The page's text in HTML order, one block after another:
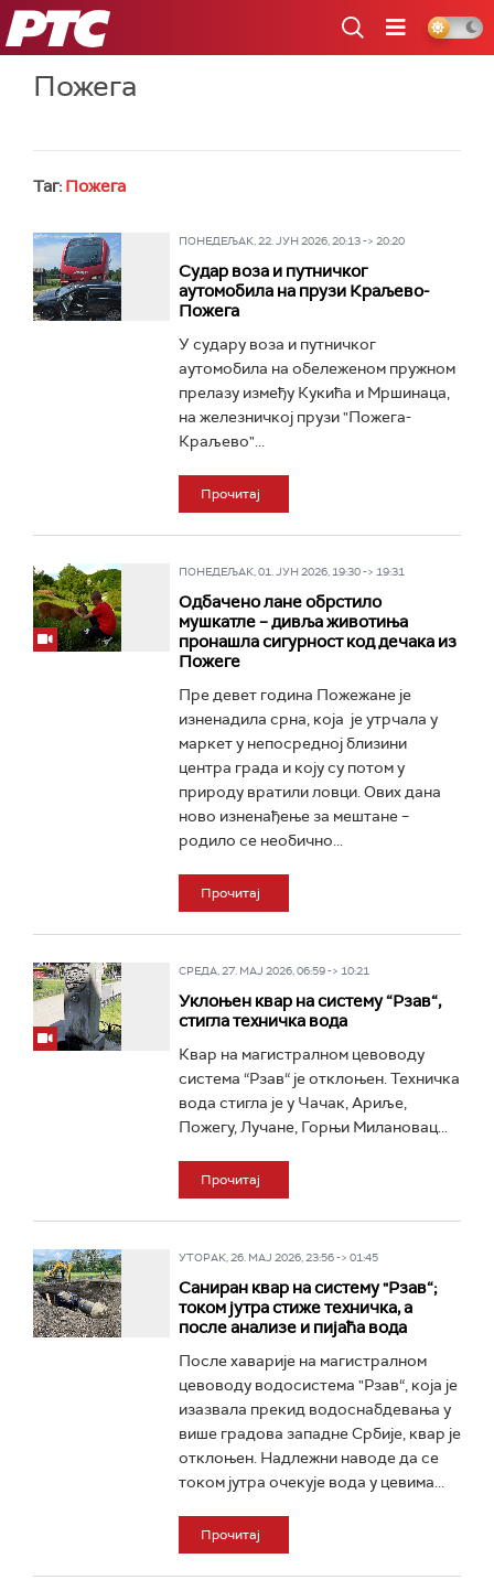
РТС
Пожега
Таг: Пожега
ПОНЕДЕЉАК, 22. ЈУН 2026, 20:13 -> 20:20
Судар воза и путничког
аутомобила на прузи Краљево-
Пожега
У судару воза и путничког
аутомобила на обележеном пружном
прелазу између Кукића и Мршинаца,
на железничкој прузи "Пожега-
Краљево"...
Прочитај
ПОНЕДЕЉАК, 01. ЈУН 2026, 19:30 -> 19:31
Одбачено лане обрстило
мушкатле – дивља животиња
пронашла сигурност код дечака из
Пожеге
Пре девет година Пожежане је
изненадила срна, која је утрчала у
маркет у непосредној близини
центра града и коју су потом у
природу вратили ловци. Ових дана
ново изненађење за мештане –
родило се необично...
Прочитај
СРЕДА, 27. МАЈ 2026, 06:59 -> 10:21
Уклоњен квар на систему “Рзав“,
стигла техничка вода
Квар на магистралном цевоводу
система “Рзав“ је отклоњен. Техничка
вода стигла је у Чачак, Ариље,
Пожегу, Лучане, Горњи Милановац...
Прочитај
УТОРАК, 26. МАЈ 2026, 23:56 -> 01:45
Саниран квар на систему "Рзав“;
током јутра стиже техничка, а
после анализе и пијаћа вода
После хаварије на магистралном
цевоводу водосистема "Рзав“, која је
изазвала прекид водоснабдевања у
више градова западне Србије, квар је
отклоњен. Надлежни наводе да се
током јутра очекује вода у цевима...
Прочитај